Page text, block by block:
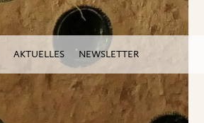
AKTUELLES NEWSLETTER